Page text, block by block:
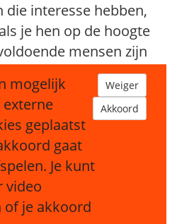
die interesse hebben,
je hen op de hoogte
mensen zijn
kan er een nieuw
mogelijk
externe
geplaatst
gaat
Je kunt
video
of je akkoord
Weiger
Akkoord